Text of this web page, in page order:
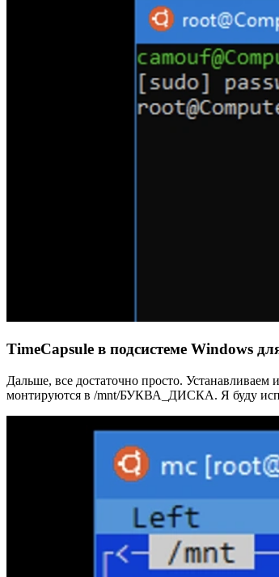
TimeCapsule в подсистеме Windows
Дальше, все достаточно просто.
монтируются в /mnt/БУКВА_ДИСКА. Я буду